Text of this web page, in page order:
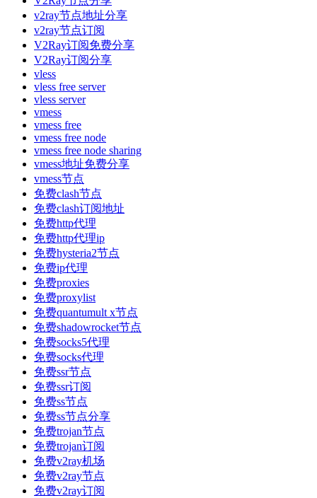
v2ray节点地址分享
v2ray节点订阅
V2Ray订阅免费分享
V2Ray订阅分享
vless
vless free server
vless server
vmess
vmess free
vmess free node
vmess free node sharing
vmess地址免费分享
vmess节点
免费clash节点
免费clash订阅地址
免费http代理
免费http代理ip
免费hysteria2节点
免费ip代理
免费proxies
免费proxylist
免费quantumult x节点
免费shadowrocket节点
免费socks5代理
免费socks代理
免费ssr节点
免费ssr订阅
免费ss节点
免费ss节点分享
免费trojan节点
免费trojan订阅
免费v2ray机场
免费v2ray节点
免费v2ray订阅